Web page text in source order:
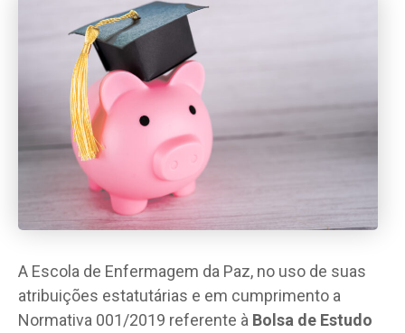
A Escola de Enfermagem da Paz, no uso de suas
atribuições estatutárias e em cumprimento a
Normativa 001/2019 referente à Bolsa de Estudo